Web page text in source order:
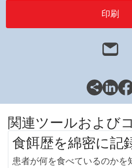
印刷
関連ツールおよび
食餌歴を綿密に記
患者が何を食べているのかを